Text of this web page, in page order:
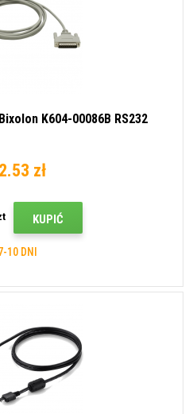
K604-00086B RS232
zł
KUPIĆ
10 DNI